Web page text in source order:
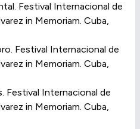
Festival Internacional de
in Memoriam. Cuba,
Festival Internacional de
in Memoriam. Cuba,
Festival Internacional de
in Memoriam. Cuba,